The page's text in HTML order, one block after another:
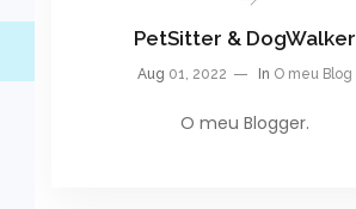
PetSitter & DogWalker
Aug 01, 2022 In O meu Blog
O meu Blogger.